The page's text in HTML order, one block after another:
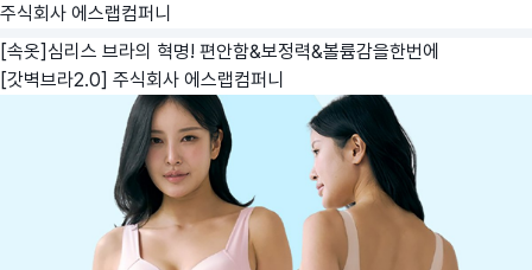
주식회사 에스랩컴퍼니
[속옷]심리스 브라의 혁명! 편안함&보정력&볼륨감을한번에
[갓벽브라2.0] 주식회사 에스랩컴퍼니